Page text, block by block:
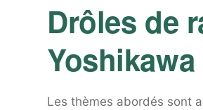
Drôles de
Yoshikawa
Les thèmes abordés sont